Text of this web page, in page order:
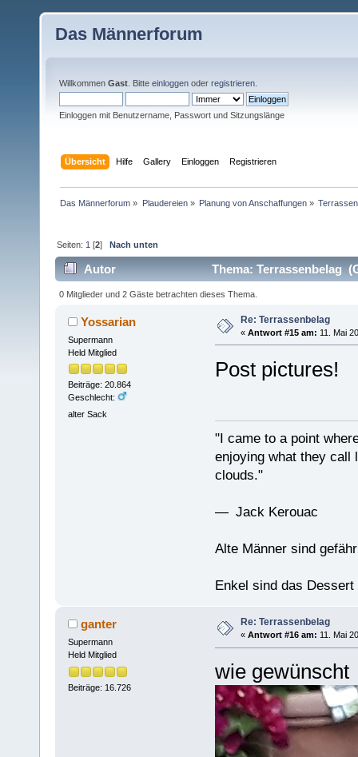
Das Männerforum
Willkommen Gast . Bitte einloggen oder registrieren
Einloggen mit Benutzername, Passwort und Sitzungslänge
Übersicht Hilfe Gallery Einloggen Registrieren
Das Männerforum » Plaudereien» Planung von Anschaffungen»
Seiten: 1 [2]Nach unten
Autor Thema: Terrassenbelag
0 Mitglieder und 2 Gäste betrachten dieses Thema.
Yossarian
Supermann
Held Mitglied
Beiträge: 20.864
Geschlecht:
alter Sack
Re: Terrassenbelag
« Antwort #15 am: 11. Mai
Post pictures!
"I came to a point
enjoying what they call
clouds."
— Jack Kerouac
Alte Männer sind
Enkel sind das
ganter
Supermann
Held Mitglied
Beiträge: 16.726
Re: Terrassenbelag
« Antwort #16 am: 11. Mai
wie gewünscht